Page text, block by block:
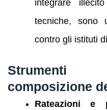
integrare
tecniche, sono
contro gli istituti
Strumenti
composizione
Rateazioni e